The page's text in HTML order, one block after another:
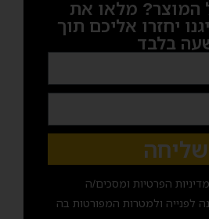
המוצר? מלאו את
יחזרו אליכם תוך
בלבד
מדיניות הפרטיות ומסכים/ה
לפנייה ולמטרות המפורטות בה
שליחה